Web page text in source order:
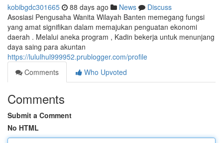
kobibgdc301665 88 days ago News
Discuss
Asosiasi Pengusaha Wanita Wilayah Banten memegang fungsi
yang amat signifikan dalam memajukan penguatan ekonomi
daerah . Melalui aneka program , Kadin bekerja untuk menunjang
daya saing para akuntan
https://lululhul999952.prublogger.com/profile
Comments
Who Upvoted
Comments
Submit a Comment
No HTML